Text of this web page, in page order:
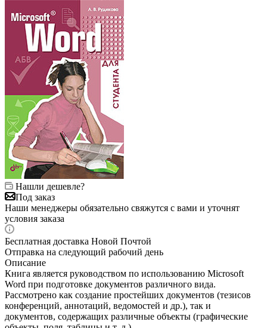
Нашли дешевле?
Под заказ
Наши менеджеры обязательно свяжутся с вами и уточнят
условия заказа
Бесплатная доставка Новой Почтой
Отправка на следующий рабочий день
Описание
Книга является руководством по использованию Microsoft
Word при подготовке документов различного вида.
Рассмотрено как создание простейших документов (тезисов
конференций, аннотаций, ведомостей и др.), так и
документов, содержащих различные объекты (графические